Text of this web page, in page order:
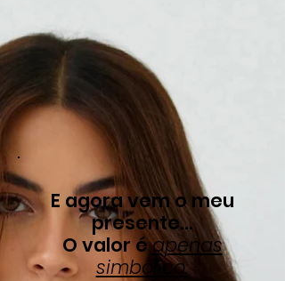
E agora vem o meu
presente...
O valor éapenas
simbólico.